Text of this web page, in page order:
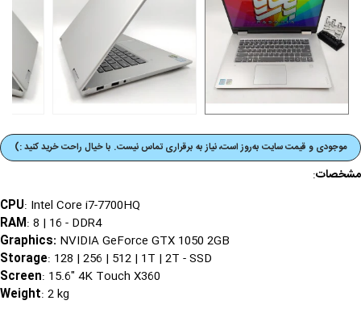
موجودی و قیمت‌ سایت به‌روز است، نیاز به برقراری تماس نیست. با خیال راحت خرید کنید :)
مشخصات:
CPU: Intel Core i7-7700HQ
RAM: 8 | 16 - DDR4
Graphics: NVIDIA GeForce GTX 1050 2GB
Storage: 128 | 256 | 512 | 1T | 2T - SSD
Screen: 15.6" 4K Touch X360
Weight: 2 kg